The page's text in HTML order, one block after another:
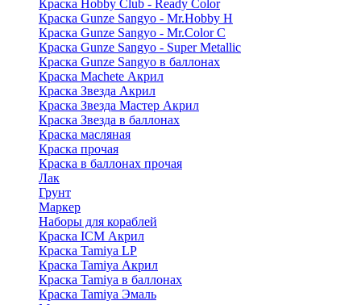
Краска Hobby Club - Ready Color
Краска Gunze Sangyo - Mr.Hobby H
Краска Gunze Sangyo - Mr.Color C
Краска Gunze Sangyo - Super Metallic
Краска Gunze Sangyo в баллонах
Краска Machete Акрил
Краска Звезда Акрил
Краска Звезда Мастер Акрил
Краска Звезда в баллонах
Краска масляная
Краска прочая
Краска в баллонах прочая
Лак
Грунт
Маркер
Наборы для кораблей
Краска ICM Акрил
Краска Tamiya LP
Краска Tamiya Акрил
Краска Tamiya в баллонах
Краска Tamiya Эмаль